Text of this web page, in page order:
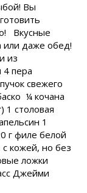
Вы
Вкусные
или даже обед!
из
4 пера
свежего
¼ кочана
1 столовая
1
г филе белой
кожей, но без
ложки
Джейми